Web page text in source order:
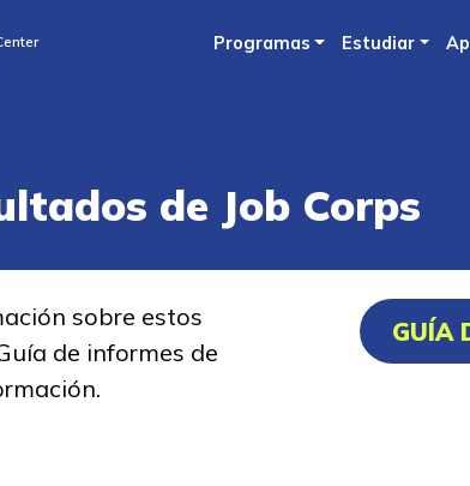
to
Programas Estudiar
de Job Corps
sobre estos
de informes de
GUÍA